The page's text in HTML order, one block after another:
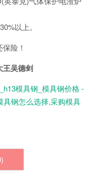
以上。
险！
王吴德剑
模具钢_模具钢价格 -
具钢怎么选择,采购模具
)